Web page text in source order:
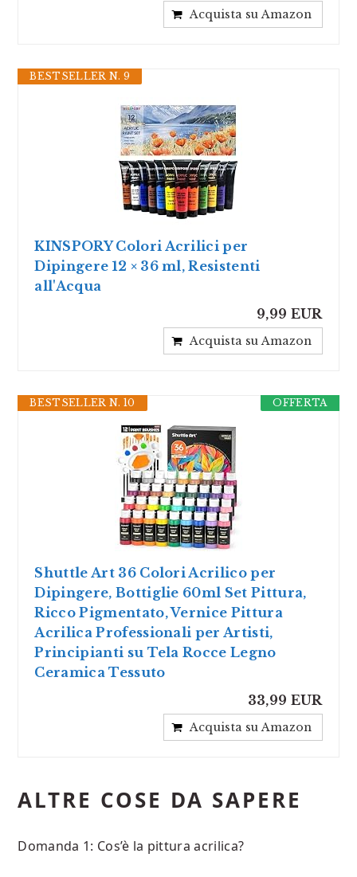
Acquista su Amazon
BESTSELLER N. 9
KINSPORY Colori Acrilici per
Dipingere 12 × 36 ml, Resistenti
all'Acqua
9,99 EUR
Acquista su Amazon
OFFERTA
BESTSELLER N. 10
Shuttle Art 36 Colori Acrilico per
Dipingere, Bottiglie 60ml Set Pittura,
Ricco Pigmentato, Vernice Pittura
Acrilica Professionali per Artisti,
Principianti su Tela Rocce Legno
Ceramica Tessuto
33,99 EUR
Acquista su Amazon
ALTRE COSE DA SAPERE
Domanda 1: Cos’è la pittura acrilica?